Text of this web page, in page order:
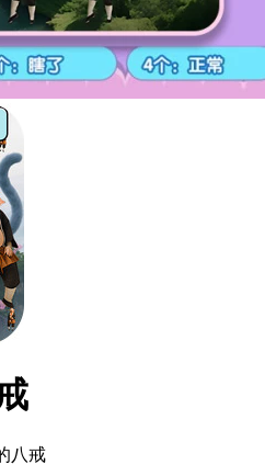
八戒